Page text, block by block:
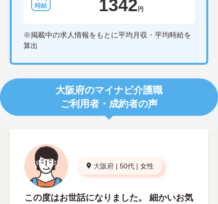
1342 円
※掲載中の求人情報をもとに平均月収・平均時給を
算出
大阪府のマイナビ介護職
ご利用者・成約者の声
大阪府 | 50代 | 女性
この度はお世話になりました。 細かいお気